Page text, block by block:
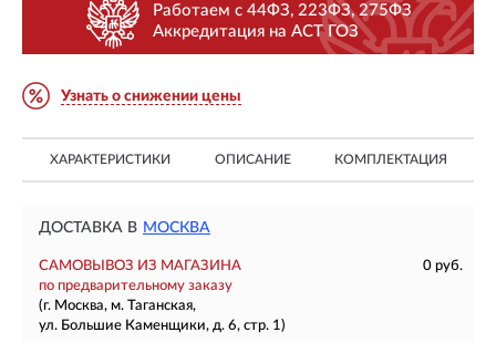
Работаем с 44ФЗ, 223ФЗ, 275ФЗ
Аккредитация на АСТ ГОЗ
Узнать о снижении цены
ХАРАКТЕРИСТИКИ ОПИСАНИЕ КОМПЛЕКТАЦИЯ
ДОСТАВКА В МОСКВА
САМОВЫВОЗ ИЗ МАГАЗИНА
0 руб.
по предварительному заказу
(г. Москва, м. Таганская,
ул. Большие Каменщики, д. 6, стр. 1)